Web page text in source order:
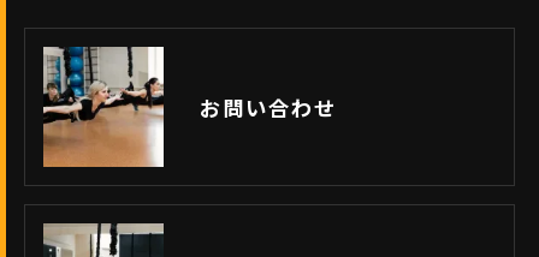
お問い合わせ